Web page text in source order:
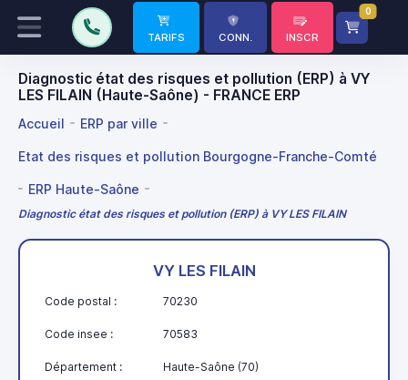
TARIFS CONN. INSCR
0
Diagnostic état des risques et pollution (ERP) à VY
LES FILAIN (Haute-Saône) - FRANCE ERP
Accueil ERP par ville
Etat des risques et pollution Bourgogne-Franche-Comté
ERP Haute-Saône
Diagnostic état des risques et pollution (ERP) à VY LES FILAIN
VY LES FILAIN
Code postal : 70230
Code insee : 70583
Département : Haute-Saône (70)